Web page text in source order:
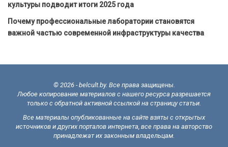
культуры подводит итоги 2025 года
Почему профессиональные лаборатории становятся
важной частью современной инфраструктуры качества
© 2026 - belcult.by. Все права защищены.
Любое копирование материалов с нашего ресурса разрешается
только с обратной активной ссылкой на страницу статьи.
Все материалы опубликованные на сайте взяты с открытых
источников и других порталов интернета, все права на авторство
принадлежат их законным владельцам.